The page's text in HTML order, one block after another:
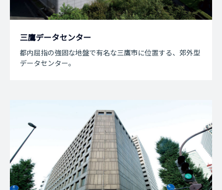
三鷹データセンター
都内屈指の強固な地盤で有名な三鷹市に位置する、郊外型
データセンター。